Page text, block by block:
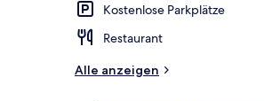
Kostenlose Parkplätze
Restaurant
Alle anzeigen